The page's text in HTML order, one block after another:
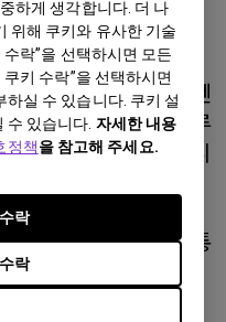
하게 생각합니다. 더 나
위해 쿠키와 유사한 기술
락”을 선택하시면 모든
키 수락”을 선택하시면
실 수 있습니다. 쿠키 설
수 있습니다. 자세한 내용
정책을 참고해 주세요.
락
락
참여자에게 혜택이
어 모니터 시리즈는 벤
보이는 아이 케어 솔루
어 솔루션은 일반 모니
의 미세한 깜빡임을
Free) 기술과, 망
장을 모니터 설정을 통
로우 블루라이트
는 용어이다.